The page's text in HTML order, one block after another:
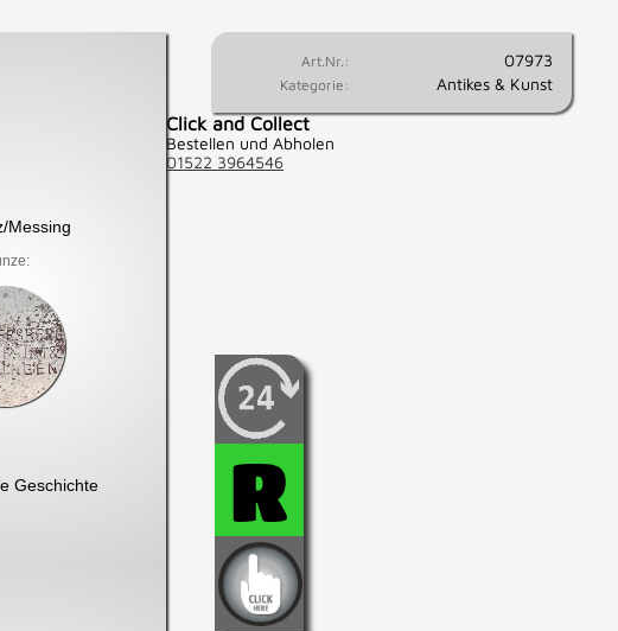
Messing
Geschichte
Art.Nr.: 07973
Kategorie: Antikes & Kunst
Click and Collect
Bestellen und Abholen
01522 3964546
R